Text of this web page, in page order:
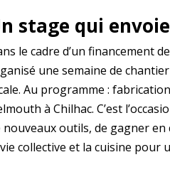
stage qui
le cadre d’un financement
une semaine de
Au programme :
à Chilhac. C’est
nouveaux outils, de gagner en
collective et la cuisine pour